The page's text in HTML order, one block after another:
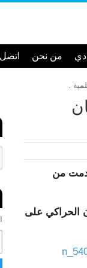
من نحن اتصل
من
الحراكي على
ا
ب